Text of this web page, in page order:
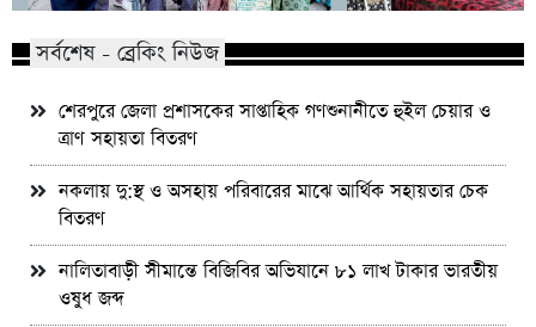
সর্বশেষ - ব্রেকিং নিউজ
শেরপুরে জেলা প্রশাসকের সাপ্তাহিক গণশুনানীতে হুইল চেয়ার ও
ত্রাণ সহায়তা বিতরণ
নকলায় দু:স্থ ও অসহায় পরিবারের মাঝে আর্থিক সহায়তার চেক
বিতরণ
নালিতাবাড়ী সীমান্তে বিজিবির অভিযানে ৮১ লাখ টাকার ভারতীয়
ওষুধ জব্দ